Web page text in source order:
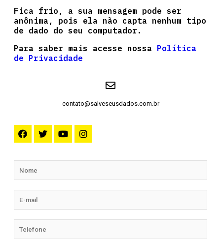
Fica frio, a sua mensagem pode ser
anônima, pois ela não capta nenhum tipo
de dado do seu computador.
Para saber mais acesse nossa Política
de Privacidade
contato@salveseusdados.com.br